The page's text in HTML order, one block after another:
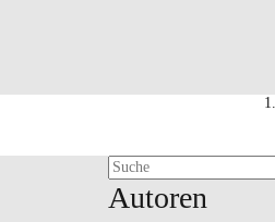
Suchergebnis
für:
Autoren